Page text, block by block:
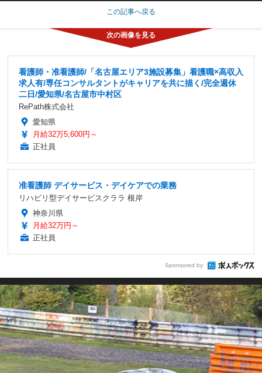
この記事へ戻る
看護師・准看護師/「名古屋エリア3施設募集」看護職×高収入
求人有/専任コンサルタントがキャリアを共に描く/完全週休
二日/愛知県/名古屋市中村区
RePath株式会社
愛知県
月給32万5,600円～
正社員
准看護師 デイサービス・デイケアでの業務
リハビリ型デイサービスクララ 根岸
神奈川県
月給32万円～
正社員
Sponsored by